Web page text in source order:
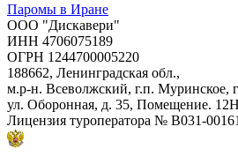
Паромы в Иране
ООО "Дискавери"
ИНН 4706075189
ОГРН 1244700005220
188662, Ленинградская обл.,
м.р-н. Всеволжский, г.п. Муринское,
ул. Оборонная, д. 35, Помещение. 12Н
Лицензия туроператора № В031-